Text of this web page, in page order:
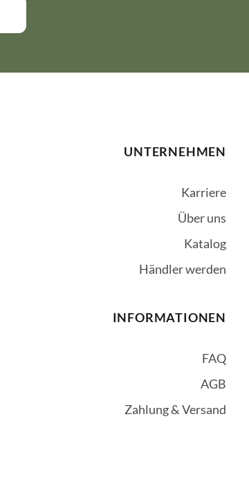
UNTERNEHMEN
Karriere
Über uns
Katalog
Händler werden
INFORMATIONEN
FAQ
AGB
Zahlung & Versand